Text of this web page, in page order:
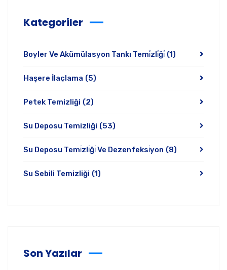
Kategoriler
Boyler Ve Akümülasyon Tankı Temi̇zli̇ği̇ (1)
Haşere İlaçlama (5)
Petek Temizliği (2)
Su Deposu Temizliği (53)
Su Deposu Temi̇zli̇ği̇ Ve Dezenfeksi̇yon (8)
Su Sebili Temizliği (1)
Son Yazılar